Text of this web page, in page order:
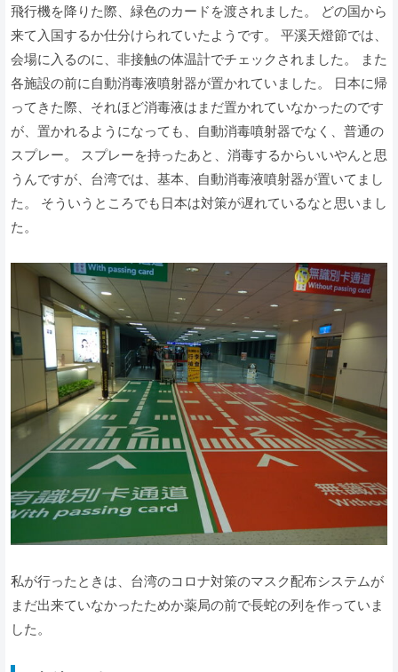
飛行機を降りた際、緑色のカードを渡されました。 どの国から
来て入国するか仕分けられていたようです。 平溪天燈節では、
会場に入るのに、非接触の体温計でチェックされました。 また
各施設の前に自動消毒液噴射器が置かれていました。 日本に帰
ってきた際、それほど消毒液はまだ置かれていなかったのです
が、置かれるようになっても、自動消毒噴射器でなく、普通の
スプレー。 スプレーを持ったあと、消毒するからいいやんと思
うんですが、台湾では、基本、自動消毒液噴射器が置いてまし
た。 そういうところでも日本は対策が遅れているなと思いまし
た。
私が行ったときは、台湾のコロナ対策のマスク配布システムが
まだ出来ていなかったためか薬局の前で長蛇の列を作っていま
した。